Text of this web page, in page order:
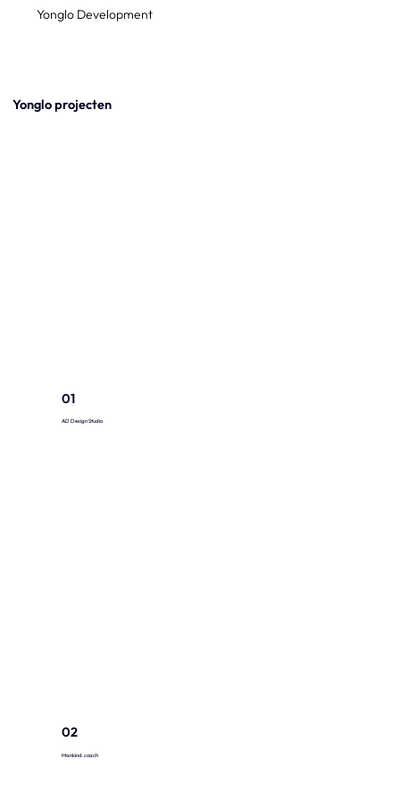
Yonglo projecten
01
AD Design Studio
02
Mankind.coach
Yonglo Development